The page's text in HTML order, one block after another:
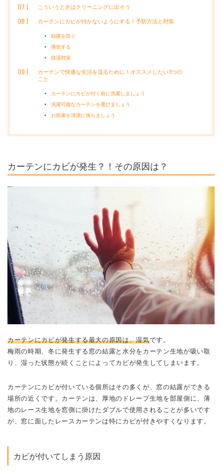
こういうときはクリーニングに出そう
カーテンにカビが付かないようにする！予防方法と対策
結露を防ぐ
換気する
除湿対策
カーテンで快適な生活を送るために！オススメしたい3つの
こと
カーテンにカビが付く前に洗濯しましょう
洗濯可能なカーテンを選びましょう
お部屋を清潔に保ちましょう
カーテンにカビが発生？！その原因は？
カーテンにカビが発生する最大の原因は、湿気です。
梅雨の時期、冬に発生する窓の結露と水分をカーテン生地が吸い取
り、湿った状態が続くことによってカビが発生してしまいます。
カーテンにカビが付いている個所はその多くが、窓の結露ができる
場所の近くです。カーテンは、厚地のドレープ生地を部屋側に、薄
地のレース生地を窓側に掛けたダブルで使用されることが多いです
が、窓に面したレースカーテンは特にカビが付きやすくなります。
カビが付いてしまう原因